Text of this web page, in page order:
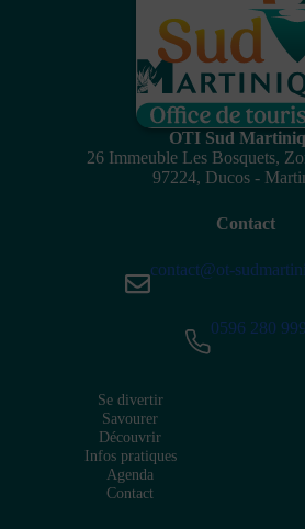
OTI Sud
26 Immeuble Les Bosquets,
97224, Ducos -
Contact
contact@ot-
0596 280 999
Se divertir
Savourer
Découvrir
Infos pratiques
Agenda
Contact